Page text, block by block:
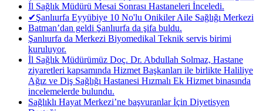
İl Sağlık Müdürü Mesai Sonrası Hastaneleri İnceledi.
✔Şanlıurfa Eyyübiye 10 No'lu Onikiler Aile Sağlığı Merkezi
Batman’dan geldi Şanlıurfa da şifa buldu.
Şanlıurfa da Merkezi Biyomedikal Teknik servis birimi
kuruluyor.
İl Sağlık Müdürümüz Doç. Dr. Abdullah Solmaz, Hastane
ziyaretleri kapsamında Hizmet Başkanları ile birlikte Haliliye
Ağız ve Diş Sağlığı Hastanesi Hızmalı Ek Hizmet binasında
incelemelerde bulundu.
Sağlıklı Hayat Merkezi’ne başvuranlar İçin Diyetisyen